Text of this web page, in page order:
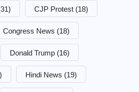
CJP Protest (18)
Congress News (18)
Donald Trump (16)
Hindi News (19)